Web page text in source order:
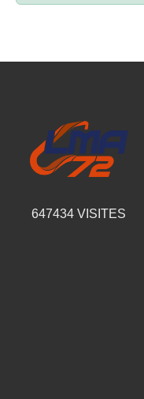
647434 VISITES